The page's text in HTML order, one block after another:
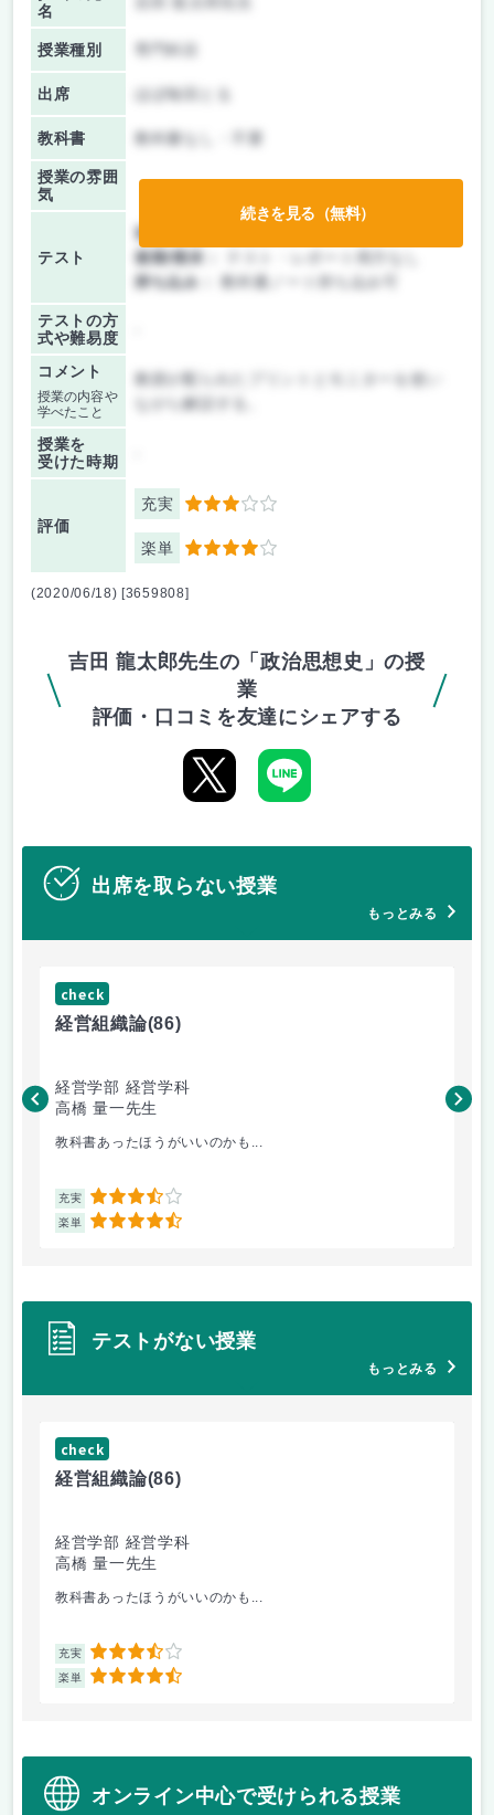
名
授業種別
出席 ほぼ毎回とる
教科書 教科書なし・不要
授業の雰囲
気
テスト
前期/中間：
後期/期末：
持ち込み：
教科書ノート持ち込み可
テストの方
式や難易度
コメント
授業の内容や
学べたこと
ながら解説する。
授業を
受けた時期
評価
充実 3
楽単 4
続きを見る（無料）
(2020/06/18) [3659808]
吉田 龍太郎先生の「政治思想史」の授
業
評価・口コミを友達にシェアする
出席を取らない授業
もっとみる
check
経営組織論(86)
経営学部 経営学科
高橋 量一先生
教科書あったほうがいいのかも...
充実 3.5
楽単 4.5
白
テストがない授業
もっとみる
check
経営組織論(86)
経営学部 経営学科
高橋 量一先生
教科書あったほうがいいのかも...
充実 3.5
楽単 4.5
オンライン中心で受けられる授業